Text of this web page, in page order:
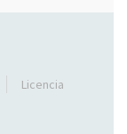
Licencia